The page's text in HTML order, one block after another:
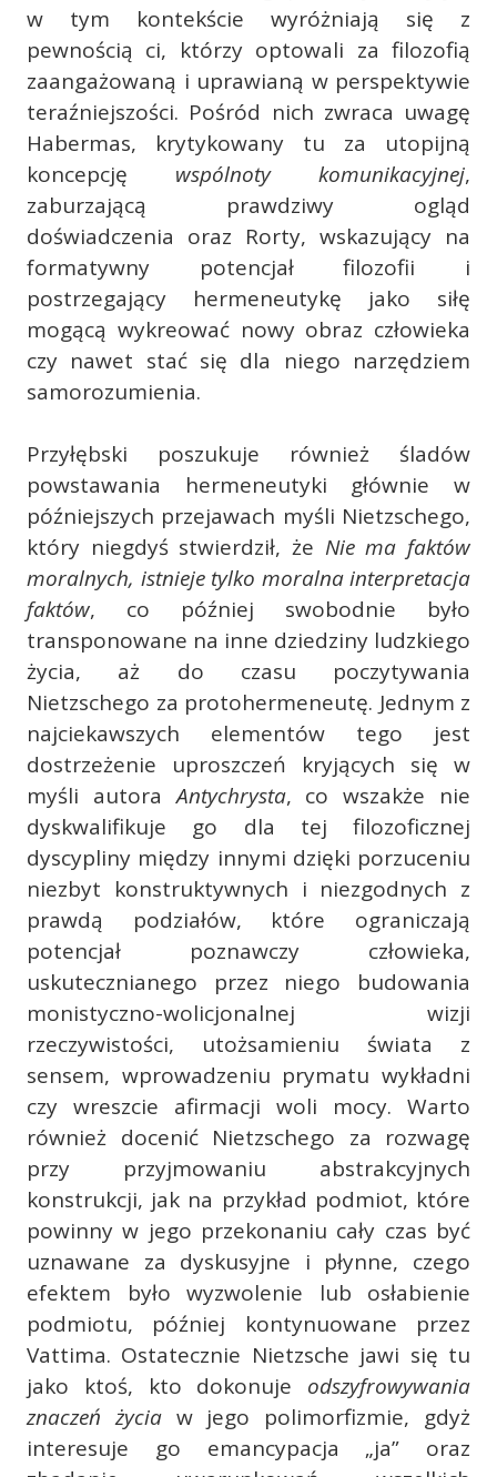
w tym kontekście wyróżniają się z
pewnością ci, którzy optowali za filozofią
zaangażowaną i uprawianą w perspektywie
teraźniejszości. Pośród nich zwraca uwagę
Habermas, krytykowany tu za utopijną
koncepcję wspólnoty komunikacyjnej,
zaburzającą prawdziwy ogląd
doświadczenia oraz Rorty, wskazujący na
formatywny potencjał filozofii i
postrzegający hermeneutykę jako siłę
mogącą wykreować nowy obraz człowieka
czy nawet stać się dla niego narzędziem
samorozumienia.
Przyłębski poszukuje również śladów
powstawania hermeneutyki głównie w
późniejszych przejawach myśli Nietzschego,
który niegdyś stwierdził, że Nie ma faktów
moralnych, istnieje tylko moralna interpretacja
faktów, co później swobodnie było
transponowane na inne dziedziny ludzkiego
życia, aż do czasu poczytywania
Nietzschego za protohermeneutę. Jednym z
najciekawszych elementów tego jest
dostrzeżenie uproszczeń kryjących się w
myśli autoraAntychrysta, co wszakże nie
dyskwalifikuje go dla tej filozoficznej
dyscypliny między innymi dzięki porzuceniu
niezbyt konstruktywnych i niezgodnych z
prawdą podziałów, które ograniczają
potencjał poznawczy człowieka,
uskutecznianego przez niego budowania
monistyczno-wolicjonalnej wizji
rzeczywistości, utożsamieniu świata z
sensem, wprowadzeniu prymatu wykładni
czy wreszcie afirmacji woli mocy. Warto
również docenić Nietzschego za rozwagę
przy przyjmowaniu abstrakcyjnych
konstrukcji, jak na przykład podmiot, które
powinny w jego przekonaniu cały czas być
uznawane za dyskusyjne i płynne, czego
efektem było wyzwolenie lub osłabienie
podmiotu, później kontynuowane przez
Vattima. Ostatecznie Nietzsche jawi się tu
jako ktoś, kto dokonuje odszyfrowywania
znaczeń życiaw jego polimorfizmie, gdyż
interesuje go emancypacja „ja” oraz